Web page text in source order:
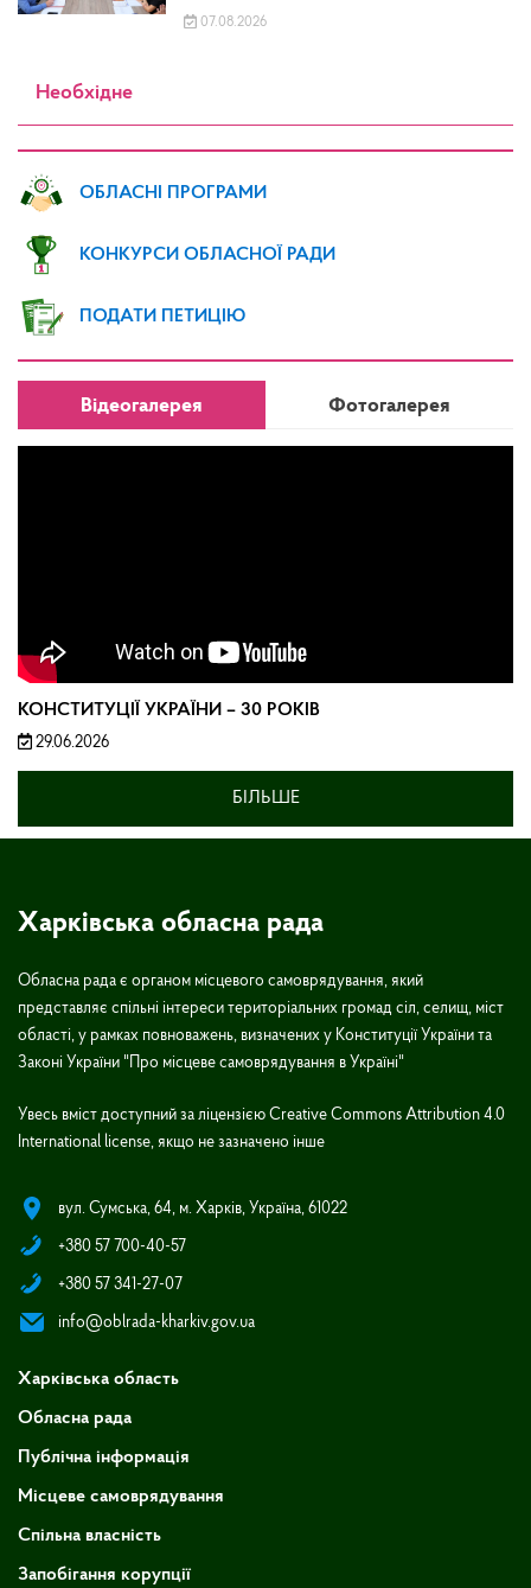
07.08.2026
Необхідне
ОБЛАСНІ ПРОГРАМИ
КОНКУРСИ ОБЛАСНОЇ РАДИ
ПОДАТИ ПЕТИЦІЮ
Відеогалерея Фотогалерея
КОНСТИТУЦІЇ УКРАЇНИ – 30 РОКІВ
29.06.2026
БІЛЬШЕ
Харківська обласна рада
Обласна рада є органом місцевого самоврядування, який
представляє спільні інтереси територіальних громад сіл, селищ, міст
області, у рамках повноважень, визначених у Конституції України та
Законі України "Про місцеве самоврядування в Україні"
Увесь вміст доступний за ліцензією Creative Commons Attribution 4.0
International license, якщо не зазначено інше
вул. Сумська, 64, м. Харків, Україна, 61022
+380 57 700-40-57
+380 57 341-27-07
info@oblrada-kharkiv.gov.ua
Харківська область
Обласна рада
Публічна інформація
Місцеве самоврядування
Спільна власність
Запобігання корупції